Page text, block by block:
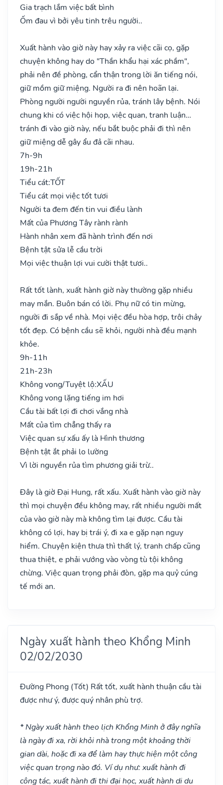
Gia trạch lắm việc bất bình
Ốm đau vì bởi yêu tinh trêu người..
Xuất hành vào giờ này hay xảy ra việc cãi cọ, gặp
chuyện không hay do "Thần khẩu hại xác phầm",
phải nên đề phòng, cẩn thận trong lời ăn tiếng nói,
giữ mồm giữ miệng. Người ra đi nên hoãn lại.
Phòng người người nguyền rủa, tránh lây bệnh. Nói
chung khi có việc hội họp, việc quan, tranh luận…
tránh đi vào giờ này, nếu bắt buộc phải đi thì nên
giữ miệng dễ gây ẩu đả cãi nhau.
7h-9h
19h-21h
Tiểu cát:TỐT
Tiểu cát mọi việc tốt tươi
Người ta đem đến tin vui điều lành
Mất của Phương Tây rành rành
Hành nhân xem đã hành trình đến nơi
Bệnh tật sửa lễ cầu trời
Mọi việc thuận lợi vui cười thật tươi..
Rất tốt lành, xuất hành giờ này thường gặp nhiều
may mắn. Buôn bán có lời. Phụ nữ có tin mừng,
người đi sắp về nhà. Mọi việc đều hòa hợp, trôi chảy
tốt đẹp. Có bệnh cầu sẽ khỏi, người nhà đều mạnh
khỏe.
9h-11h
21h-23h
Không vong/Tuyệt lộ:XẤU
Không vong lặng tiếng im hơi
Cầu tài bất lợi đi chơi vắng nhà
Mất của tìm chẳng thấy ra
Việc quan sự xấu ấy là Hình thương
Bệnh tật ắt phải lo lường
Vì lời nguyền rủa tìm phương giải trừ..
Đây là giờ Đại Hung, rất xấu. Xuất hành vào giờ này
thì mọi chuyện đều không may, rất nhiều người mất
của vào giờ này mà không tìm lại được. Cầu tài
không có lợi, hay bị trái ý, đi xa e gặp nạn nguy
hiểm. Chuyện kiện thưa thì thất lý, tranh chấp cũng
thua thiệt, e phải vướng vào vòng tù tội không
chừng. Việc quan trọng phải đòn, gặp ma quỷ cúng
tế mới an.
Ngày xuất hành theo Khổng Minh
02/02/2030
Đường Phong (Tốt) Rất tốt, xuất hành thuận cầu tài
được như ý, được quý nhân phù trợ.
* Ngày xuất hành theo lịch Khổng Minh ở đây nghĩa
là ngày đi xa, rời khỏi nhà trong một khoảng thời
gian dài, hoặc đi xa để làm hay thực hiện một công
việc quan trọng nào đó. Ví dụ như: xuất hành đi
công tác, xuất hành đi thi đại học, xuất hành di du